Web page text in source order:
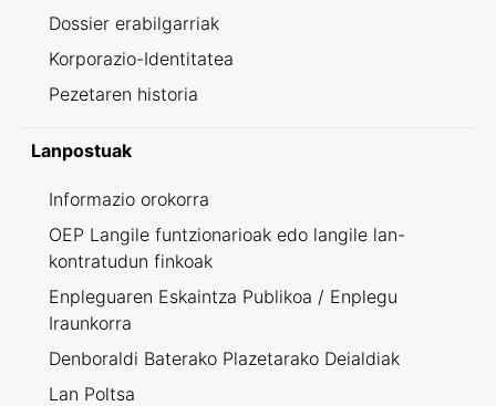
Dossier erabilgarriak
Korporazio-Identitatea
Pezetaren historia
Lanpostuak
Informazio orokorra
OEP Langile funtzionarioak edo langile lan-
kontratudun finkoak
Enpleguaren Eskaintza Publikoa / Enplegu
Iraunkorra
Denboraldi Baterako Plazetarako Deialdiak
Lan Poltsa